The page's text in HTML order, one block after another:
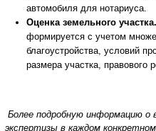
автомобиля для нотариуса.
Оценка земельного участка.
формируется с учетом
благоустройства, условий
размера участка, правового
Более подробную информацию о
экспертизы в каждом